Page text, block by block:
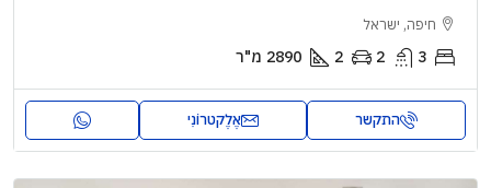
חיפה, ישראל
3
2
2
2890 מ"ר
התקשר אֶלֶקטרוֹנִי